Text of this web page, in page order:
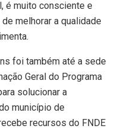
é muito consciente e
melhorar a qualidade
foi também até a sede
Geral do Programa
solucionar a
município de
recursos do FNDE